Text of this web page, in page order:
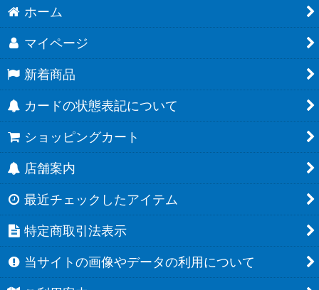
ホーム
マイページ
新着商品
カードの状態表記について
ショッピングカート
店舗案内
最近チェックしたアイテム
特定商取引法表示
当サイトの画像やデータの利用について